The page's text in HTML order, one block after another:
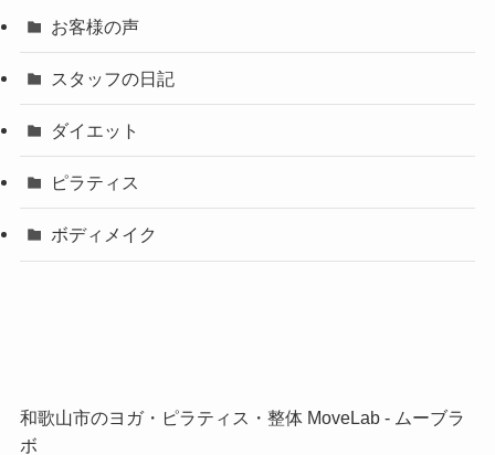
お客様の声
スタッフの日記
ダイエット
ピラティス
ボディメイク
和歌山市のヨガ・ピラティス・整体 MoveLab ‐ ムーブラ
ボ